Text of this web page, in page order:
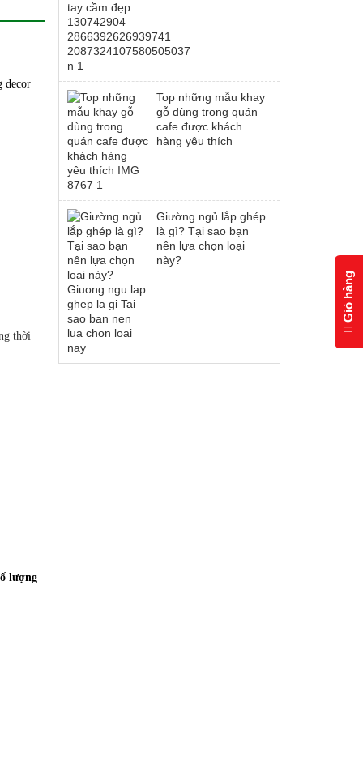
decor
thời
lượng
Top những mẫu khay
gỗ dùng trong quán
cafe được khách
hàng yêu thích
Giường ngủ lắp ghép
là gì? Tại sao bạn
nên lựa chọn loại
này?
Giỏ hàng